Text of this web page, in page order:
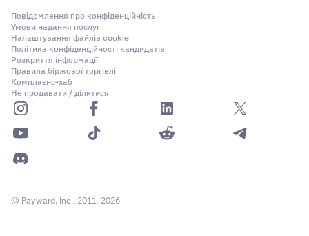
Повідомлення про конфіденційність
Умови надання послуг
Налаштування файлів cookie
Політика конфіденційності кандидатів
Розкриття інформації
Правила біржової торгівлі
Комплаєнс-хаб
Не продавати / ділитися
© Payward, Inc., 2011–2026